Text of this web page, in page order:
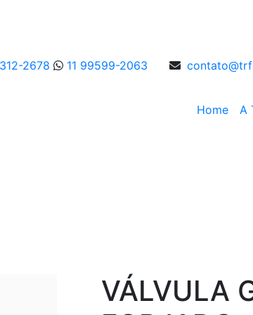
2678 11 99599-2063
Home A
VÁLVULA